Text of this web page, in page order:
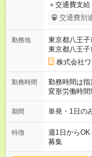
＋交通費支給 ★交通費全額支給！ ┗案件により規定あり ★日払
いOK！（規
ンビニATMから
交通費別
勤務地
東京都八王子
東京都八王子
株式会社
勤務時間
勤務時間は指
変形労働時間制 想定
～21：00
期間 単発・1日の
特徴
週1日からOK
募集